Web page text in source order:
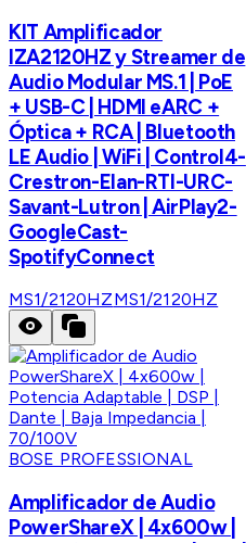
KIT Amplificador
IZA2120HZ y Streamer de
Audio Modular MS.1 | PoE
+ USB-C | HDMI eARC +
Óptica + RCA | Bluetooth
LE Audio | WiFi | Control4-
Crestron-Elan-RTI-URC-
Savant-Lutron | AirPlay2-
GoogleCast-
SpotifyConnect
MS1/2120HZMS1/2120HZ
BOSE PROFESSIONAL
Amplificador de Audio
PowerShareX | 4x600w |